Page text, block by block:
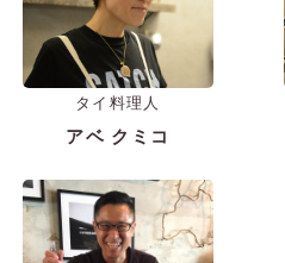
タイ料理人
アベ クミコ